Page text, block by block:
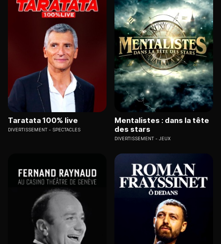
Taratata 100% live
DIVERTISSEMENT SPECTACLES
Mentalistes : dans la tête
des stars
DIVERTISSEMENT JEUX